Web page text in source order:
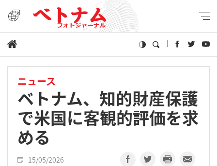
ニュース
ベトナム、知的財産保護
で米国に客観的評価を求
める
15/05/2026